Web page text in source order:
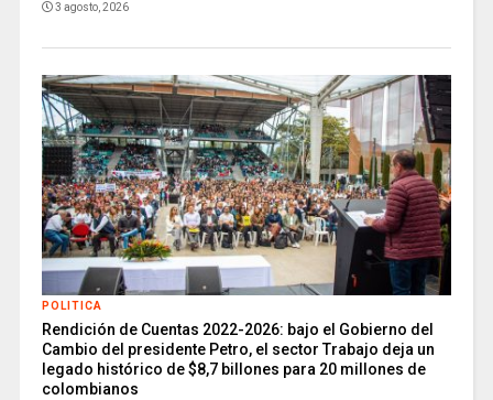
3 agosto, 2026
POLITICA
Rendición de Cuentas 2022-2026: bajo el Gobierno del
Cambio del presidente Petro, el sector Trabajo deja un
legado histórico de $8,7 billones para 20 millones de
colombianos